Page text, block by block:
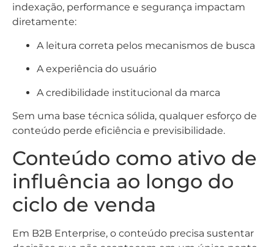
indexação, performance e segurança impactam
diretamente:
A leitura correta pelos mecanismos de busca
A experiência do usuário
A credibilidade institucional da marca
Sem uma base técnica sólida, qualquer esforço de
conteúdo perde eficiência e previsibilidade.
Conteúdo como ativo de
influência ao longo do
ciclo de venda
Em B2B Enterprise, o conteúdo precisa sustentar